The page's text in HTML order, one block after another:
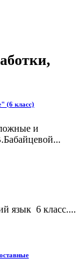
(6 класс)
и
язык 6 класс....